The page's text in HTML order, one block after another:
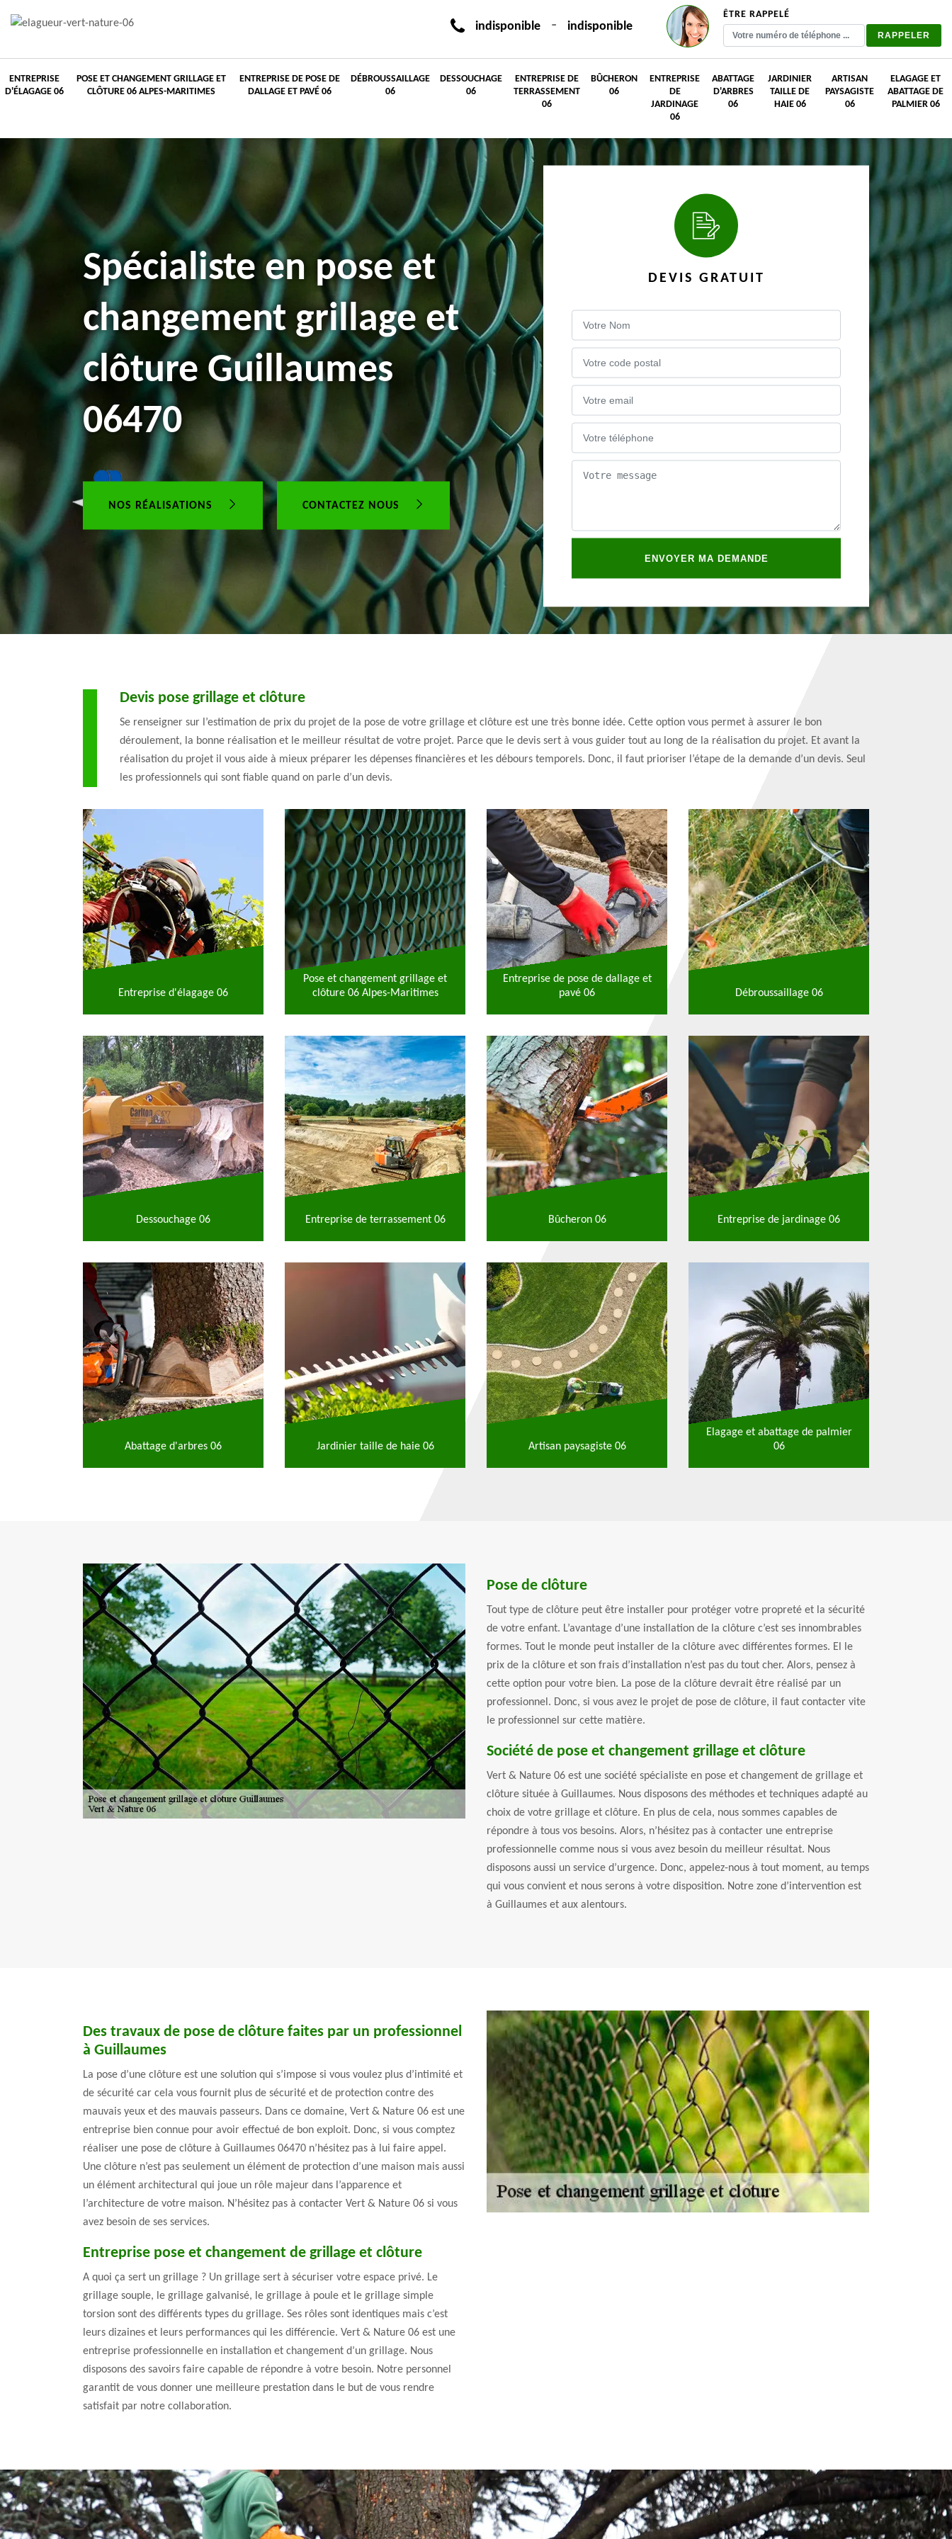
indisponible - indisponible
ÊTRE RAPPELÉ
ENTREPRISE
D'ÉLAGAGE 06
POSE ET CHANGEMENT GRILLAGE ET
CLÔTURE 06 ALPES-MARITIMES
ENTREPRISE DE POSE DE
DALLAGE ET PAVÉ 06
DÉBROUSSAILLAGE
06
DESSOUCHAGE
06
ENTREPRISE DE
TERRASSEMENT
06
BÛCHERON
06
ENTREPRISE
DE
JARDINAGE
06
ABATTAGE
D'ARBRES
06
JARDINIER
TAILLE DE
HAIE 06
ARTISAN
PAYSAGISTE
06
ELAGAGE ET
ABATTAGE DE
PALMIER 06
Spécialiste en pose et
changement grillage et
clôture Guillaumes
06470
NOS RÉALISATIONS CONTACTEZ NOUS
DEVIS GRATUIT
Devis pose grillage et clôture
Se renseigner sur l’estimation de prix du projet de la pose de votre grillage et clôture est une très bonne idée. Cette option vous permet à assurer le bon
déroulement, la bonne réalisation et le meilleur résultat de votre projet. Parce que le devis sert à vous guider tout au long de la réalisation du projet. Et avant la
réalisation du projet il vous aide à mieux préparer les dépenses financières et les débours temporels. Donc, il faut prioriser l’étape de la demande d’un devis. Seul
les professionnels qui sont fiable quand on parle d’un devis.
Entreprise d'élagage 06
Pose et changement grillage et
clôture 06 Alpes-Maritimes
Entreprise de pose de dallage et
pavé 06
Débroussaillage 06
Dessouchage 06 Entreprise de terrassement 06 Bûcheron 06 Entreprise de jardinage 06
Abattage d'arbres 06 Jardinier taille de haie 06 Artisan paysagiste 06
Elagage et abattage de palmier
06
Pose de clôture
Tout type de clôture peut être installer pour protéger votre propreté et la sécurité
de votre enfant. L’avantage d’une installation de la clôture c’est ses innombrables
formes. Tout le monde peut installer de la clôture avec différentes formes. El le
prix de la clôture et son frais d’installation n’est pas du tout cher. Alors, pensez à
cette option pour votre bien. La pose de la clôture devrait être réalisé par un
professionnel. Donc, si vous avez le projet de pose de clôture, il faut contacter vite
le professionnel sur cette matière.
Société de pose et changement grillage et clôture
Vert & Nature 06 est une société spécialiste en pose et changement de grillage et
clôture située à Guillaumes. Nous disposons des méthodes et techniques adapté au
choix de votre grillage et clôture. En plus de cela, nous sommes capables de
répondre à tous vos besoins. Alors, n’hésitez pas à contacter une entreprise
professionnelle comme nous si vous avez besoin du meilleur résultat. Nous
disposons aussi un service d’urgence. Donc, appelez-nous à tout moment, au temps
qui vous convient et nous serons à votre disposition. Notre zone d’intervention est
à Guillaumes et aux alentours.
Des travaux de pose de clôture faites par un professionnel
à Guillaumes
La pose d’une clôture est une solution qui s’impose si vous voulez plus d’intimité et
de sécurité car cela vous fournit plus de sécurité et de protection contre des
mauvais yeux et des mauvais passeurs. Dans ce domaine, Vert & Nature 06 est une
entreprise bien connue pour avoir effectué de bon exploit. Donc, si vous comptez
réaliser une pose de clôture à Guillaumes 06470 n’hésitez pas à lui faire appel.
Une clôture n’est pas seulement un élément de protection d’une maison mais aussi
un élément architectural qui joue un rôle majeur dans l’apparence et
l’architecture de votre maison. N’hésitez pas à contacter Vert & Nature 06 si vous
avez besoin de ses services.
Entreprise pose et changement de grillage et clôture
A quoi ça sert un grillage ? Un grillage sert à sécuriser votre espace privé. Le
grillage souple, le grillage galvanisé, le grillage à poule et le grillage simple
torsion sont des différents types du grillage. Ses rôles sont identiques mais c’est
leurs dizaines et leurs performances qui les différencie. Vert & Nature 06 est une
entreprise professionnelle en installation et changement d’un grillage. Nous
disposons des savoirs faire capable de répondre à votre besoin. Notre personnel
garantit de vous donner une meilleure prestation dans le but de vous rendre
satisfait par notre collaboration.